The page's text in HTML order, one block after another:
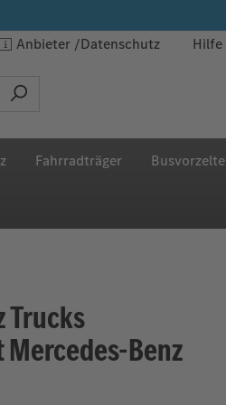
Anbieter Datenschutz Hilfe
Fahrradträger Busvorzelte
Trucks
Benz